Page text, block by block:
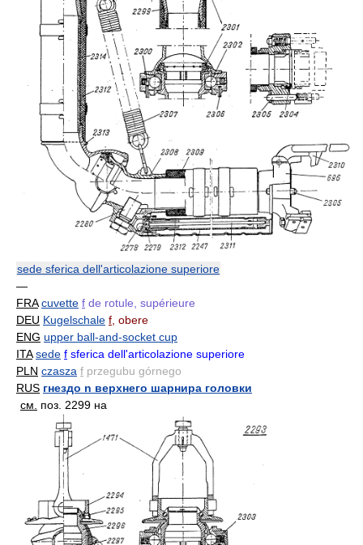
sede sferica dell'articolazione superiore
—
FRA cuvette f de rotule, supérieure
DEU Kugelschale f, obere
ENG upper ball-and-socket cup
ITA sede f sferica dell'articolazione superiore
PLN czasza f przegubu górnego
RUS гнездо n верхнего шарнира головки
см. поз. 2299 на